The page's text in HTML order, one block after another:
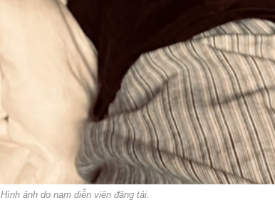
Hình ảnh do nam diễn viên đăng tải.